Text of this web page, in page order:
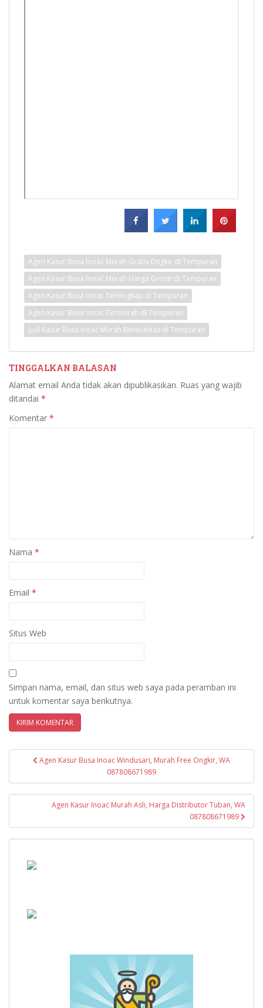
Agen Kasur Busa Inoac Murah Gratis Ongkir di Tempuran
Agen Kasur Busa Inoac Murah Harga Grosir di Tempuran
Agen Kasur Busa Inoac Terlengkap di Tempuran
Agen Kasur Busa Inoac Termurah di Tempuran
Jual Kasur Busa Inoac Murah Berkualitas di Tempuran
TINGGALKAN BALASAN
Alamat email Anda tidak akan dipublikasikan. Ruas yang wajib
ditandai *
Komentar *
Nama *
Email *
Situs Web
Simpan nama, email, dan situs web saya pada peramban ini
untuk komentar saya berikutnya.
NavigasiAgen Kasur Busa Inoac Windusari, Murah Free Ongkir, WA
087808671989
Agen Kasur Inoac Murah Asli, Harga Distributor Tuban, WA
087808671989